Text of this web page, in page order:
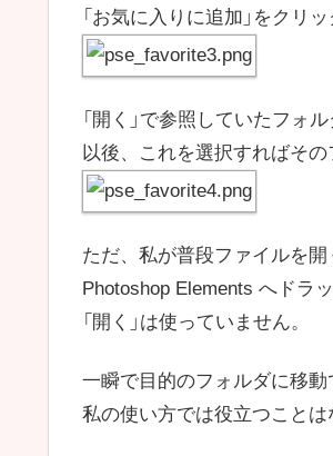
「お気に入りに追加」をクリ
「開く」で参照していたフォ
以後、これを選択すればそ
ただ、私が普段ファイルを開
Photoshop Elements へドラ
「開く」は使っていません。
一瞬で目的のフォルダに移
私の使い方では役立つことは